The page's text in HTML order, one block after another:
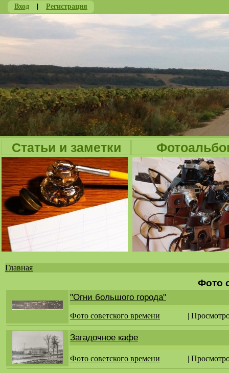
Вход | Регистрация
Статьи и заметки
здесь
Главная
Фото
"Огни большого города"
Фото советского времени |
Загадочное кафе
Фото советского времени |